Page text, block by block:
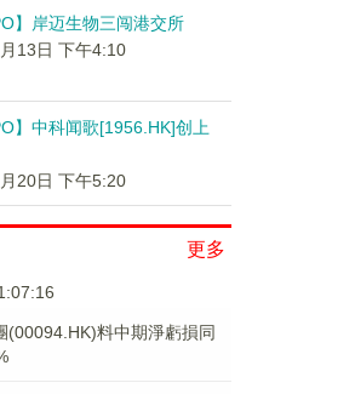
】岸迈生物三闯港交所
13日 下午4:10
】中科闻歌[1956.HK]创上
20日 下午5:20
更多
(00094.HK)料中期淨虧損同